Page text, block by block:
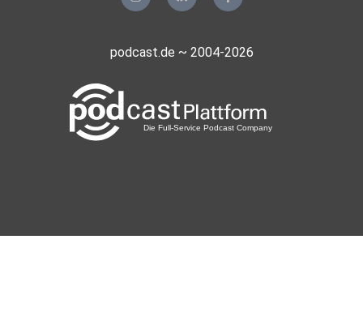
podcast.de ~ 2004-2026